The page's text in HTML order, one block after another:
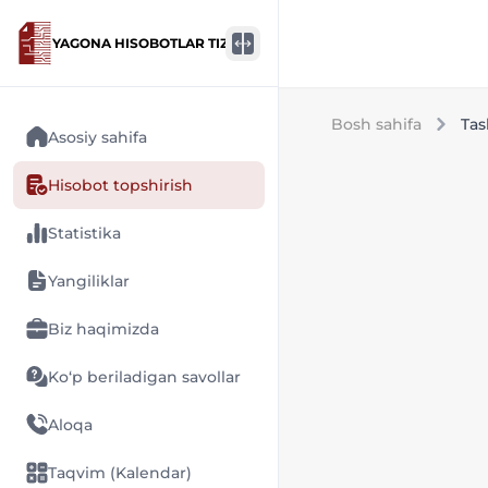
YAGONA HISOBOTLAR TIZIMI
Asosiy sahifa
Hisobot topshirish
Statistika
Yangiliklar
Biz haqimizda
Ko‘p beriladigan savollar
Aloqa
Taqvim (Kalendar)
Bosh sahifa